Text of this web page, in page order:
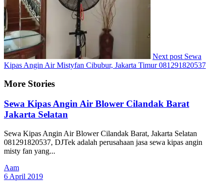
Next post Sewa
Kipas Angin Air Mistyfan Cibubur, Jakarta Timur 081291820537
More Stories
Sewa Kipas Angin Air Blower Cilandak Barat
Jakarta Selatan
Sewa Kipas Angin Air Blower Cilandak Barat, Jakarta Selatan
081291820537, DJTek adalah perusahaan jasa sewa kipas angin
misty fan yang...
Aam
6 April 2019